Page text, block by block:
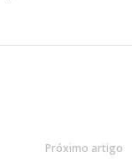
Próximo artigo